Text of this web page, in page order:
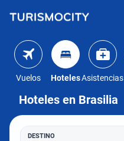
Vuelos HotelesAsistencias
Hoteles en Brasilia
DESTINO